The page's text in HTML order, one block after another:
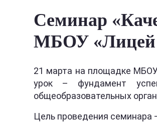
Семинар
МБОУ «Лицей
21 марта на площадке
урок – фундамент
общеобразовательных
Цель проведения семинара